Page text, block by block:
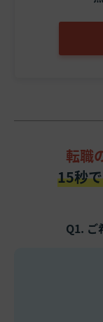
転職
15秒
Q1. ご